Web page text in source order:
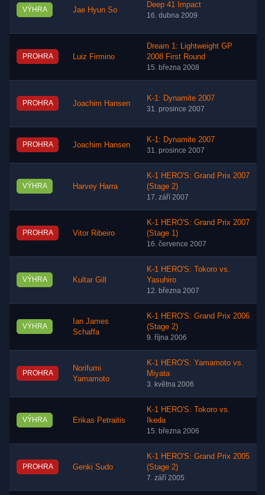
VÝHRA Jae Hyun So
Deep 41 Impact
16. dubna 2009
PROHRA Luiz Firmino
Dream 1: Lightweight GP
2008 First Round
15. března 2008
PROHRA Joachim Hansen
K-1: Dynamite 2007
31. prosince 2007
PROHRA Joachim Hansen
K-1: Dynamite 2007
31. prosince 2007
VÝHRA Harvey Harra
K-1 HERO'S: Grand Prix 2007
(Stage 2)
17. září 2007
PROHRA Vitor Ribeiro
K-1 HERO'S: Grand Prix 2007
(Stage 1)
16. července 2007
VÝHRA Kultar Gill
K-1 HERO'S: Tokoro vs.
Yasuhiro
12. března 2007
VÝHRA
Ian James
Schaffa
K-1 HERO'S: Grand Prix 2006
(Stage 2)
9. října 2006
PROHRA
Norifumi
Yamamoto
K-1 HERO'S: Yamamoto vs.
Miyata
3. května 2006
VÝHRA Erikas Petraitis
K-1 HERO'S: Tokoro vs.
Ikeda
15. března 2006
PROHRA Genki Sudo
K-1 HERO'S: Grand Prix 2005
(Stage 2)
7. září 2005